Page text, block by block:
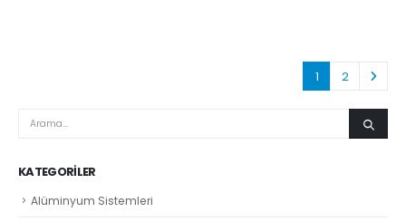
1 2
KATEGORILER
Alüminyum Sistemleri